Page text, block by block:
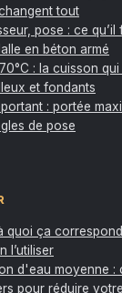
tout
pose : ce
en béton armé
: la cuisson
et fondants
: portée
de pose
quoi ça
l’utiliser
d'eau moyenne :
pour réduire